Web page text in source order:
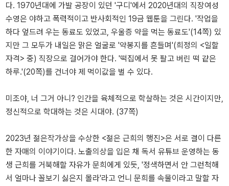
다. 1970년대에 가발 공장이 있던 '구디'에서 2020년대의 직장여성
수영은 야하고 폭력적이고 반사회적인 19금 웹툰을 그린다. '작업을
하다 엎드려 우는 동료도 있었고, 우울증 약을 먹는 동료도'(14쪽) 있
지만 그 모두가 내일은 맑은 얼굴로 '약봉지를 흔들며'(희정의 <일할
자격> 중) 직장으로 걸어가야 한다. '떡집에서 못 팔고 버린 떡 같은
하루.'(20쪽)를 건너야 제 먹이값을 벌 수 있다.
미조야, 너 그거 아니? 인간을 육체적으로 학살하는 것은 시간이지만,
정신적으로 학대하는 것은 시대야. (37쪽)
2023년 젊은작가상을 수상한 <젊은 근희의 행진>은 서로 결이 다른
한 자매의 이야기이다. 노출의상을 입은 채 독서 유튜브 운영하는 동
생 근희를 거북해할 자유가 문희에게 있듯, '정색하면서 안 그런척해
서 얼마나 꼴보기 싫은지 몰라'라고 언니 문희를 속물이라고 말할 자